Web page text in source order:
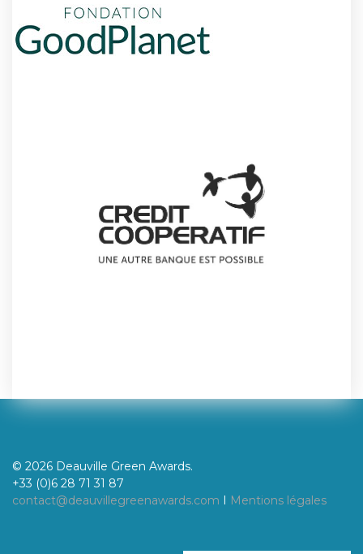
© 2026 Deauville Green Awards.
+33 (0)6 28 71 31 87
contact@deauvillegreenawards.com I Mentions légales